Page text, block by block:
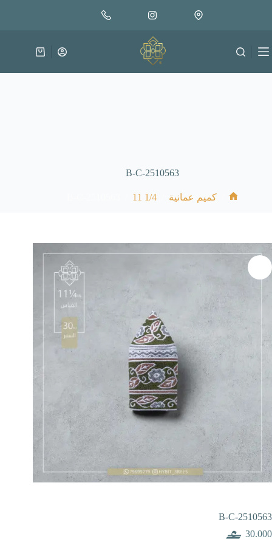
متوفر في المخزون
إضافة إلى السلة
عربة
B-C-2510563
كميم عمانية 1/4 11
B-C-2510563
30.000